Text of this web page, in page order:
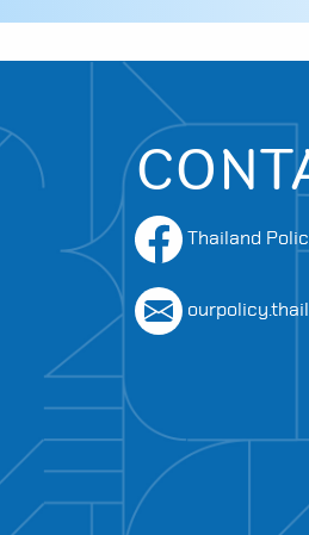
Thailand